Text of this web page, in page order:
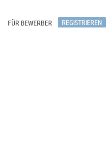
REGISTRIEREN
FÜR BEWERBER